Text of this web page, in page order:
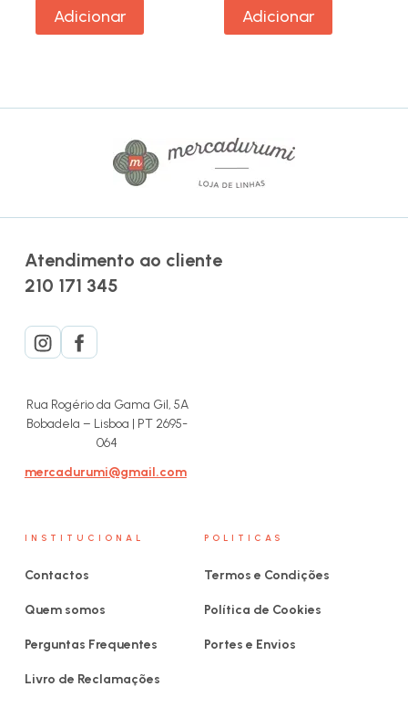
Adicionar Adicionar
Atendimento ao cliente
210 171 345
Rua Rogério da Gama Gil, 5A
Bobadela – Lisboa | PT 2695-
064
mercadurumi@gmail.com
INSTITUCIONAL
Contactos
Quem somos
Perguntas Frequentes
Livro de Reclamações
POLITICAS
Termos e Condições
Política de Cookies
Portes e Envios